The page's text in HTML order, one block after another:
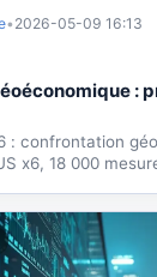
• 2026-05-09 16:13
:
: confrontation
x6, 18 000